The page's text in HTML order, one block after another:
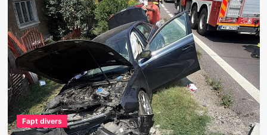
Fapt divers